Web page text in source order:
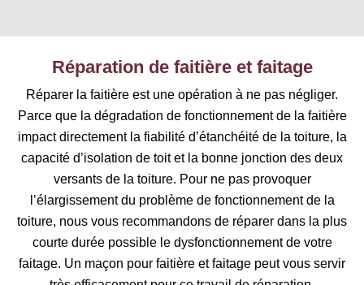
Réparation de faitière et faitage
Réparer la faitière est une opération à ne pas négliger.
Parce que la dégradation de fonctionnement de la faitière
impact directement la fiabilité d’étanchéité de la toiture, la
capacité d’isolation de toit et la bonne jonction des deux
versants de la toiture. Pour ne pas provoquer
l’élargissement du problème de fonctionnement de la
toiture, nous vous recommandons de réparer dans la plus
courte durée possible le dysfonctionnement de votre
faitage. Un maçon pour faitière et faitage peut vous servir